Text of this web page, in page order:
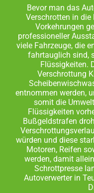
Bevor man das
Verschrotten in die
Vorkehrungen
professioneller
viele Fahrzeuge, die
fahrtauglich sind,
Flüssigkeiten.
Verschrottung
entnommen werden,
somit die
Flüssigkeiten
Bußgeldstrafen
würden und diese
Motoren, Reifen
werden, damit
Schrottpresse
Autoverwerter in